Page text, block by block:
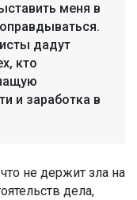
меня в
дадут
кто
и заработка в
не держит зла на
дела,